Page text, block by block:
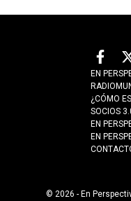
EN
¿CÓMO
SOCIOS
EN
EN
© 2026 - En